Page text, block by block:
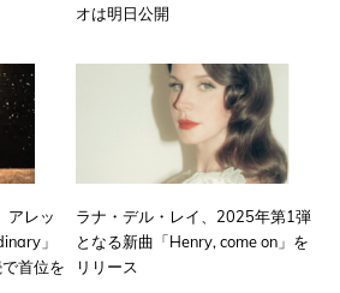
オは明日公開
アレッ
」
首位を
ラナ・デル・レイ、2025年第1弾
となる新曲「Henry, come on」を
リリース